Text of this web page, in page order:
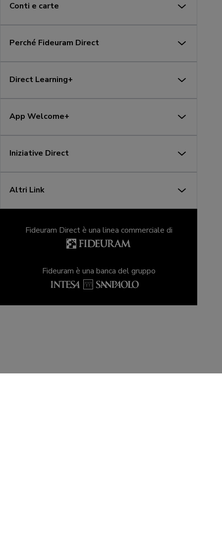
Conti e carte
Perché Fideuram Direct
Direct Learning+
App Welcome+
Iniziative Direct
Altri Link
Fideuram Direct è una linea commerciale di
Fideuram è una banca del gruppo